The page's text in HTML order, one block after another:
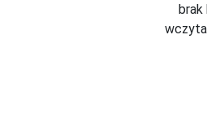
brak